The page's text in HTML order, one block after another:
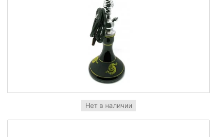
Нет в наличии